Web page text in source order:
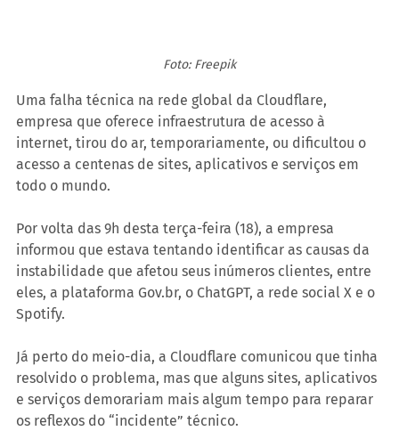
Foto: Freepik
Uma falha técnica na rede global da Cloudflare,
empresa que oferece infraestrutura de acesso à
internet, tirou do ar, temporariamente, ou dificultou o
acesso a centenas de sites, aplicativos e serviços em
todo o mundo.
Por volta das 9h desta terça-feira (18), a empresa
informou que estava tentando identificar as causas da
instabilidade que afetou seus inúmeros clientes, entre
eles, a plataforma Gov.br, o ChatGPT, a rede social X e o
Spotify.
Já perto do meio-dia, a Cloudflare comunicou que tinha
resolvido o problema, mas que alguns sites, aplicativos
e serviços demorariam mais algum tempo para reparar
os reflexos do “incidente” técnico.